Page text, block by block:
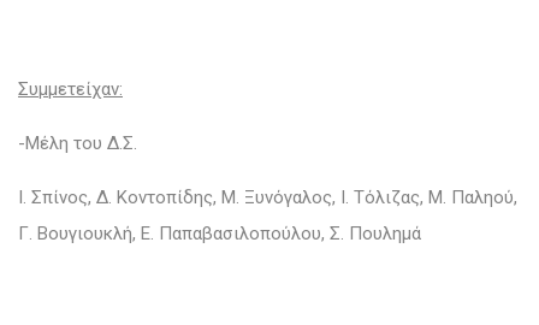
Συμμετείχαν:
-Μέλη του Δ.Σ.
Ι. Σπίνος, Δ. Κοντοπίδης, Μ. Ξυνόγαλος, Ι. Τόλιζας, Μ. Παληού,
Γ. Βουγιουκλή, Ε. Παπαβασιλοπούλου, Σ. Πουλημά